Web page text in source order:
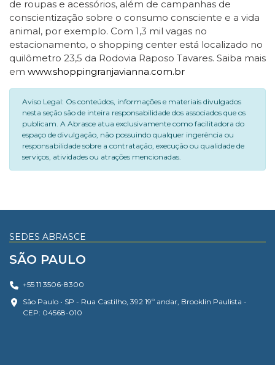
de roupas e acessórios, além de campanhas de
conscientização sobre o consumo consciente e a vida
animal, por exemplo. Com 1,3 mil vagas no
estacionamento, o shopping center está localizado no
quilômetro 23,5 da Rodovia Raposo Tavares. Saiba mais
em www.shoppingranjavianna.com.br
Aviso Legal: Os conteúdos, informações e materiais divulgados
nesta seção são de inteira responsabilidade dos associados que os
publicam. A Abrasce atua exclusivamente como facilitadora do
espaço de divulgação, não possuindo qualquer ingerência ou
responsabilidade sobre a contratação, execução ou qualidade de
serviços, atividades ou atrações mencionadas.
SEDES ABRASCE
SÃO PAULO
+55 11 3506-8300
São Paulo • SP - Rua Castilho, 392 19º andar, Brooklin Paulista -
CEP: 04568-010